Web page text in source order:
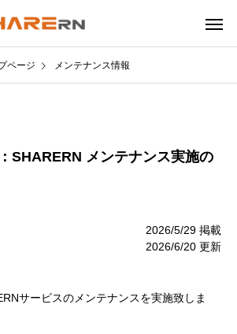
ページ メンテナンス情報
SHARERN メンテナンス実施の
2026/5/29 掲載
2026/6/20 更新
サービスのメンテナンスを実施致しま